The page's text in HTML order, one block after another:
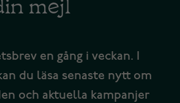
en gång i veckan. I
du läsa senaste nytt om
och aktuella kampanjer